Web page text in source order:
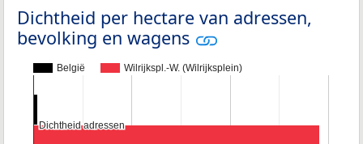
Dichtheid per hectare van adressen,
bevolking en wagens
België Wilrijkspl.-W. (Wilrijksplein)
Dichtheid adressen
Dichtheid adressen